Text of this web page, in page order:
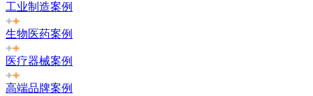
工业制造案例
生物医药案例
医疗器械案例
高端品牌案例